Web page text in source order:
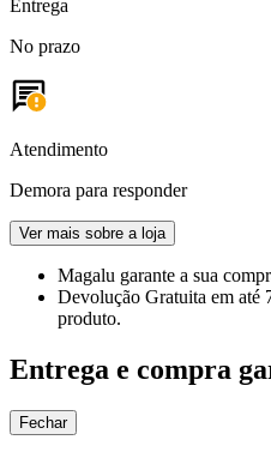
Entrega
No prazo
Atendimento
Demora para responder
Ver mais sobre a loja
Magalu garante a sua
Devolução Gratuita em até
produto.
Entrega e compra
Fechar